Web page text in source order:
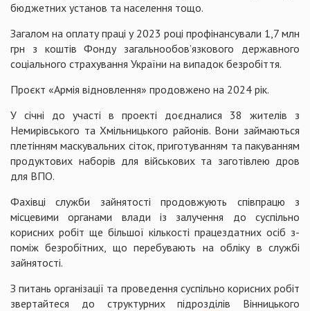
бюджетних установ та населення тощо.
Загалом на оплату праці у 2023 році профінансували 1,7 млн
грн з коштів Фонду загальнообов’язкового державного
соціального страхування України на випадок безробіття.
Проєкт «Армія відновлення» продовжено на 2024 рік.
У січні до участі в проекті доєдналися 38 жителів з
Немирівського та Хмільницького районів. Вони займаються
плетінням маскувальних сіток, приготуванням та пакуванням
продуктових наборів для військових та заготівлею дров
для ВПО.
Фахівці служби зайнятості продовжують співпрацю з
місцевими органами влади із залучення до суспільно
корисних робіт ще більшої кількості працездатних осіб з-
поміж безробітних, що перебувають на обліку в службі
зайнятості.
З питань організації та проведення суспільно корисних робіт
звертайтеся до структурних підрозділів Вінницького